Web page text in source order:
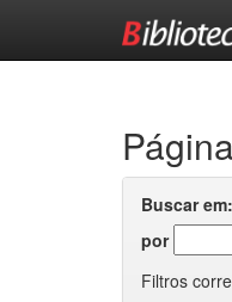
Buscar em:
por
Filtros